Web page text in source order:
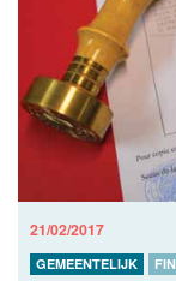
21/02/2017
GEMEENTELIJK